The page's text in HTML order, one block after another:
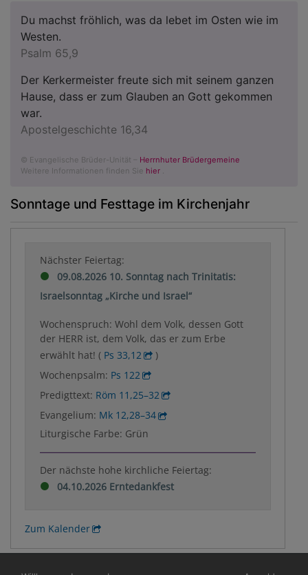
Du machst fröhlich, was da lebet im Osten wie im
Westen.
Psalm 65,9
Der Kerkermeister freute sich mit seinem ganzen
Hause, dass er zum Glauben an Gott gekommen
war.
Apostelgeschichte 16,34
© Evangelische Brüder-Unität – Herrnhuter Brüdergemeine
Weitere Informationen finden Sie hier
Sonntage und Festtage im Kirchenjahr
Nächster Feiertag:
09.08.2026 10. Sonntag nach Trinitatis:
Israelsonntag „Kirche und Israel“
Wochenspruch: Wohl dem Volk, dessen Gott
der HERR ist, dem Volk, das er zum Erbe
erwählt hat! ( Ps 33,12
)
Wochenpsalm: Ps 122
Predigttext: Röm 11,25–32
Evangelium: Mk 12,28–34
Liturgische Farbe: Grün
Der nächste hohe kirchliche Feiertag:
04.10.2026 Erntedankfest
Zum Kalender
Hauptnavigation Fußbereichsmenü